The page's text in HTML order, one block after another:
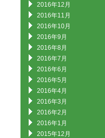
2016年12月
2016年11月
2016年10月
2016年9月
2016年8月
2016年7月
2016年6月
2016年5月
2016年4月
2016年3月
2016年2月
2016年1月
2015年12月